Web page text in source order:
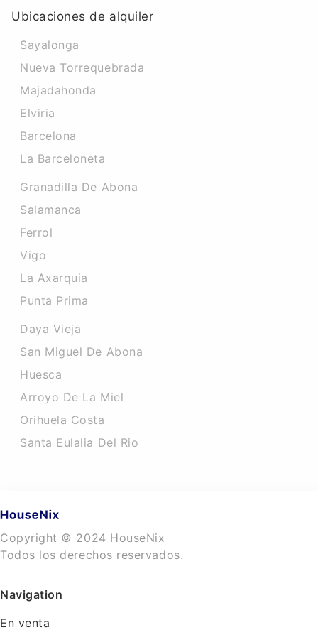
Ubicaciones de alquiler
Sayalonga
Nueva Torrequebrada
Majadahonda
Elviria
Barcelona
La Barceloneta
Granadilla De Abona
Salamanca
Ferrol
Vigo
La Axarquia
Punta Prima
Daya Vieja
San Miguel De Abona
Huesca
Arroyo De La Miel
Orihuela Costa
Santa Eulalia Del Rio
Copyright © 2024 HouseNix
Todos los derechos reservados.
Navigation
En venta